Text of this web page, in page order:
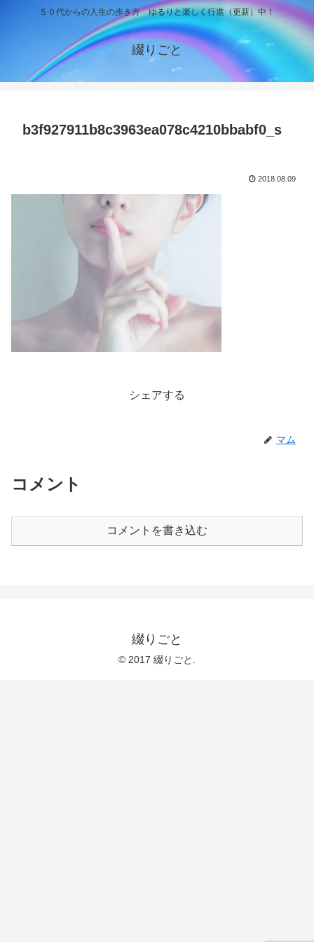
５０代からの人生の歩き方 ゆるりと楽しく行進（更新）中！
綴りごと
b3f927911b8c3963ea078c4210bbabf0_s
2018.08.09
シェアする
マム
コメント
コメントを書き込む
綴りごと
© 2017 綴りごと.